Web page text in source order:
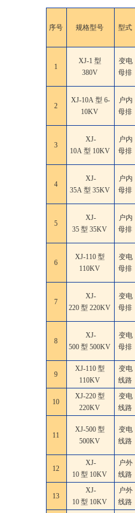
序号 规格型号 型式
1
XJ-1 型
380V
变电
母排
2
XJ-10A 型 6-
10KV
户内
母排
3
XJ-
10A 型 10KV
户内
母排
4
XJ-
35A 型 35KV
户内
母排
5
XJ-
35 型 35KV
户内
母排
6
XJ-110 型
110KV
变电
母排
7
XJ-
220 型 220KV
变电
母排
8
XJ-
500 型 500KV
变电
母排
9
XJ-110 型
110KV
变电
线路
10
XJ-220 型
220KV
变电
线路
11
XJ-500 型
500KV
变电
线路
12
XJ-
10 型 10KV
户外
线路
13
XJ-
10 型 10KV
户外
线路